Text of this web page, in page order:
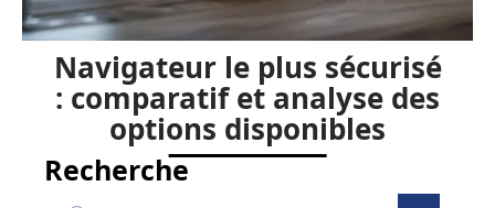
Navigateur le plus sécurisé
: comparatif et analyse des
options disponibles
Recherche